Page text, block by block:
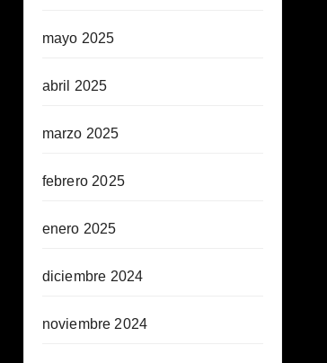
mayo 2025
abril 2025
marzo 2025
febrero 2025
enero 2025
diciembre 2024
noviembre 2024